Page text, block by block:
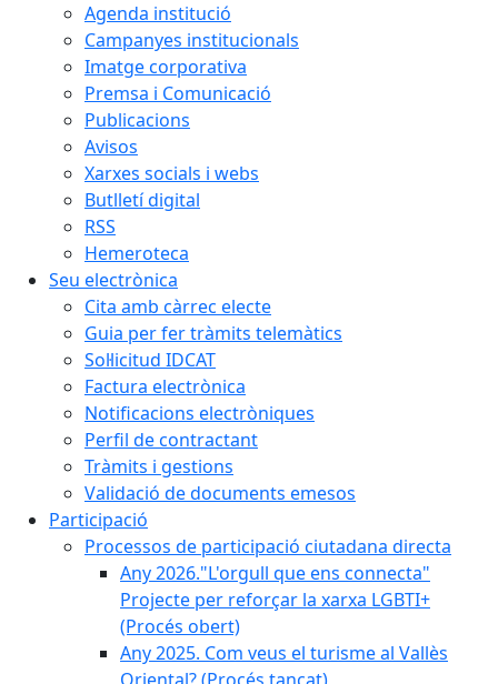
Agenda institució
Campanyes institucionals
Imatge corporativa
Premsa i Comunicació
Publicacions
Avisos
Xarxes socials i webs
Butlletí digital
RSS
Hemeroteca
Seu electrònica
Cita amb càrrec electe
Guia per fer tràmits telemàtics
Sol·licitud IDCAT
Factura electrònica
Notificacions electròniques
Perfil de contractant
Tràmits i gestions
Validació de documents emesos
Participació
Processos de participació ciutadana directa
Any 2026."L'orgull que ens connecta"
Projecte per reforçar la xarxa LGBTI+
(Procés obert)
Any 2025. Com veus el turisme al Vallès